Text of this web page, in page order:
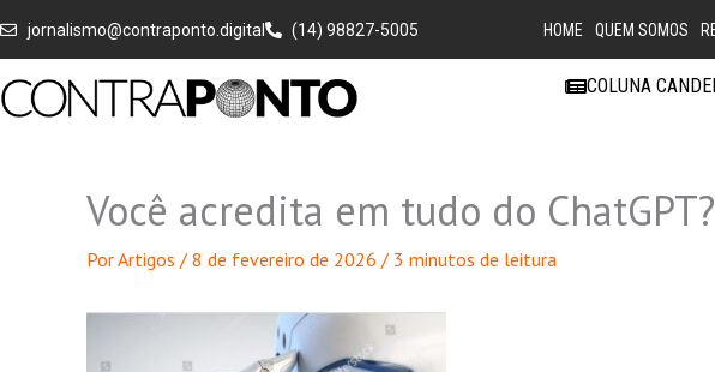
para
conteúdo
jornalismo@contraponto.digital (14) 98827-5005 HOME QUEM SOMOS
COLUNA
Você acredita em tudo do
PorArtigos / 8 de fevereiro de 2026 / 3 minutos de leitura